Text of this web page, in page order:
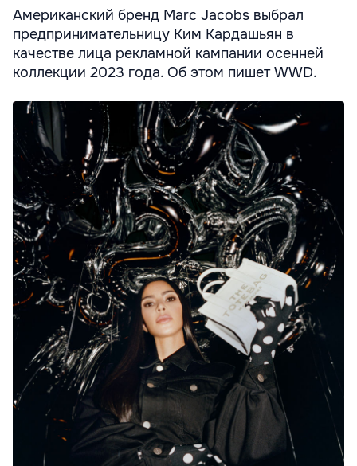
Американский бренд Marc Jacobs выбрал
предпринимательницу Ким Кардашьян в
качестве лица рекламной кампании осенней
коллекции 2023 года. Об этом пишет WWD.